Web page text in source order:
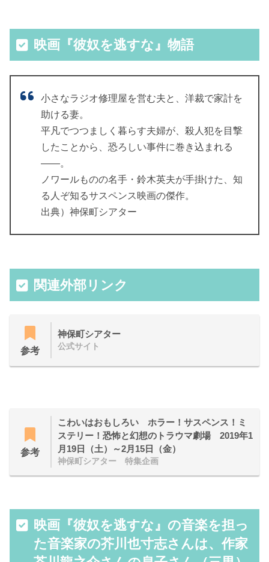
映画『彼奴を逃すな』物語
小さなラジオ修理屋を営む夫と、洋裁で家計を
助ける妻。
平凡でつつましく暮らす夫婦が、殺人犯を目撃
したことから、恐ろしい事件に巻き込まれる
――。
ノワールものの名手・鈴木英夫が手掛けた、知
る人ぞ知るサスペンス映画の傑作。
出典）神保町シアター
関連外部リンク
参考
神保町シアター
公式サイト
参考
こわいはおもしろい ホラー！サスペンス！ミ
ステリー！恐怖と幻想のトラウマ劇場 2019年1
月19日（土）～2月15日（金）
神保町シアター 特集企画
映画『彼奴を逃すな』の音楽を担っ
た音楽家の芥川也寸志さんは、作家